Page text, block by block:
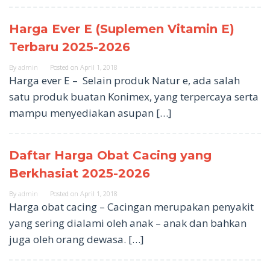
Harga Ever E (Suplemen Vitamin E)
Terbaru 2025-2026
By admin Posted on April 1, 2018
Harga ever E – Selain produk Natur e, ada salah
satu produk buatan Konimex, yang terpercaya serta
mampu menyediakan asupan […]
Daftar Harga Obat Cacing yang
Berkhasiat 2025-2026
By admin Posted on April 1, 2018
Harga obat cacing – Cacingan merupakan penyakit
yang sering dialami oleh anak – anak dan bahkan
juga oleh orang dewasa. […]